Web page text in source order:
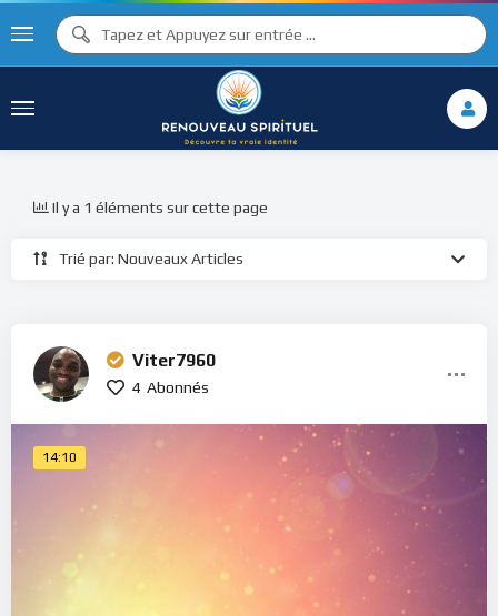
Trié par: Nouveaux Articles
Il y a 1 éléments sur cette page
Viter7960
4 Abonnés
14:10